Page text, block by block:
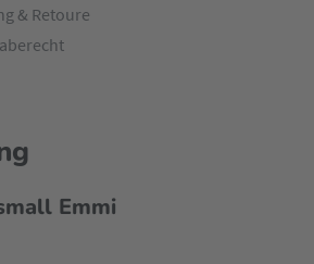
& Retoure
Emmi